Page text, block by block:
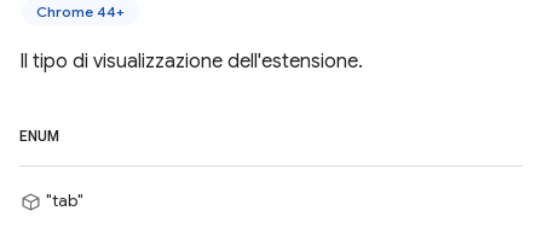
Chrome 44+
Il tipo di visualizzazione dell'estensione.
ENUM
"tab"